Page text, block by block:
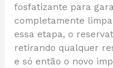
fosfatizante para
completamente
essa etapa, o
retirando qualquer
e só então o novo